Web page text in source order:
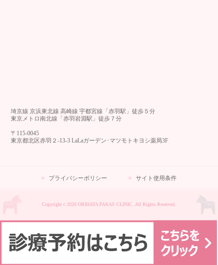
埼京線 京浜東北線 高崎線 宇都宮線「赤羽駅」徒歩５分
東京メトロ南北線「赤羽岩淵駅」徒歩７分
〒115-0045
東京都北区赤羽２-13-3 LaLaガーデン･マツモトキヨシ薬局3F
プライバシーポリシー サイト使用条件
Copyright c 2026 ORIHATA PARAS CLINIC. All Rights Reserved.